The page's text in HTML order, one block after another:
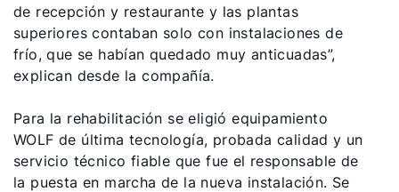
de recepción y restaurante y las plantas
superiores contaban solo con instalaciones de
frío, que se habían quedado muy anticuadas”,
explican desde la compañía.
Para la rehabilitación se eligió equipamiento
WOLF de última tecnología, probada calidad y un
servicio técnico fiable que fue el responsable de
la puesta en marcha de la nueva instalación. Se